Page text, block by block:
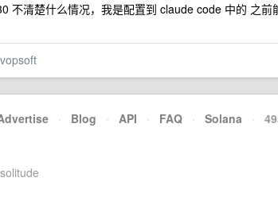
不清楚什么情况，我是配置到 claude code 中的 之
· Blog · API · FAQ · Solana ·